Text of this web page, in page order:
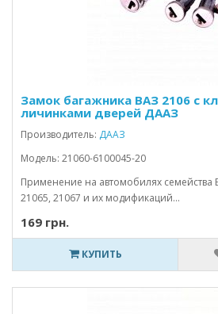
Замок багажника ВАЗ 2106 с
личинками дверей ДААЗ
Производитель: ДААЗ
Модель: 21060-6100045-20
Применение на автомобилях семейства
21065, 21067 и их модификаций...
169 грн.
КУПИТЬ